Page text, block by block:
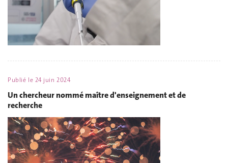
Publié le 24 juin 2024
Un chercheur nommé maître d'enseignement et de
recherche